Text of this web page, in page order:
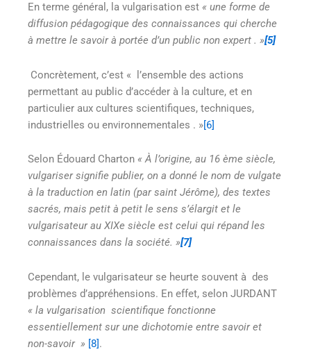
En terme général, la vulgarisation est « une forme de
diffusion pédagogique des connaissances qui cherche
à mettre le savoir à portée d’un public non expert . »[5]
Concrètement, c’est « l’ensemble des actions
permettant au public d’accéder à la culture, et en
particulier aux cultures scientifiques, techniques,
industrielles ou environnementales . »[6]
Selon Édouard Charton « À l’origine, au 16 ème siècle,
vulgariser signifie publier, on a donné le nom de vulgate
à la traduction en latin (par saint Jérôme), des textes
sacrés, mais petit à petit le sens s’élargit et le
vulgarisateur au XIXe siècle est celui qui répand les
connaissances dans la société. »[7]
Cependant, le vulgarisateur se heurte souvent à des
problèmes d’appréhensions. En effet, selon JURDANT
« la vulgarisation scientifique fonctionne
essentiellement sur une dichotomie entre savoir et
non-savoir » [8].